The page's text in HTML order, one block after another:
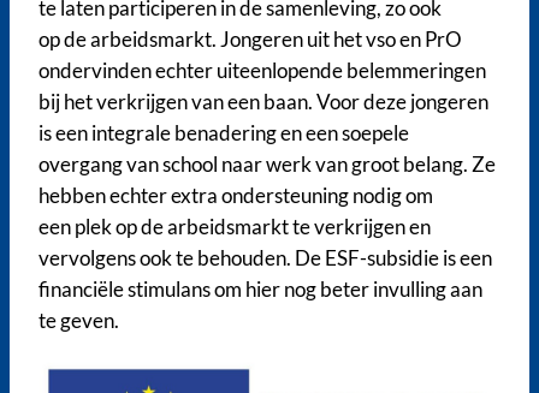
te laten participeren in de samenleving, zo ook
op de arbeidsmarkt. Jongeren uit het vso en PrO
ondervinden echter uiteenlopende belemmeringen
bij het verkrijgen van een baan. Voor deze jongeren
is een integrale benadering en een soepele
overgang van school naar werk van groot belang. Ze
hebben echter extra ondersteuning nodig om
een plek op de arbeidsmarkt te verkrijgen en
vervolgens ook te behouden. De ESF-subsidie is een
financiële stimulans om hier nog beter invulling aan
te geven.